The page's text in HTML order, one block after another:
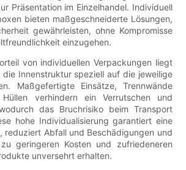
Präsentation im Einzelhandel. Individuell
bieten maßgeschneiderte Lösungen,
gewährleisten, ohne Kompromisse
einzugehen.
von individuellen Verpackungen liegt
Innenstruktur speziell auf die jeweilige
Maßgefertigte Einsätze, Trennwände
verhindern ein Verrutschen und
das Bruchrisiko beim Transport
hohe Individualisierung garantiert eine
reduziert Abfall und Beschädigungen und
geringeren Kosten und zufriedeneren
unversehrt erhalten.